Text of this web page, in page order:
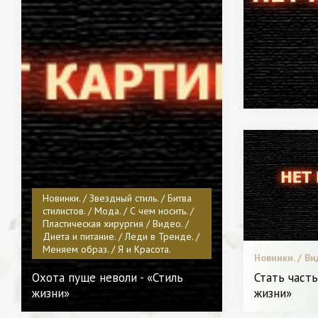
Новинки. / Звездный стиль. / Битва
стилистов. / Мода. / С чем носить. /
Пластическая хирургия / Видео. /
Диета и питание. / Леди в Тренде. /
Меняем образ. / Я и Красота.
Охота пуще неволи - «Стиль
жизни»
Новинки. /
/ Мода. / С
и Красота.
Стать
жизни»